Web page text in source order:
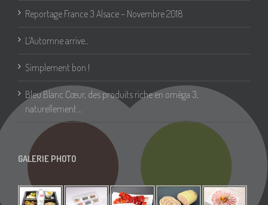
Reportage France 3 Alsace – Novembre 2018
L’Automne arrive..
Simplement bon !
Bleu Blanc Cœur, des produits riche en oméga 3,
naturellement ..
GALERIE PHOTO